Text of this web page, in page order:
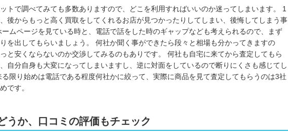
トで調べてみても多数ありますので、どこを利用すればいいのか迷ってしまいます。 1
後からもっと高く買取をしてくれるお店が見つかったりしてしまい、後悔してしまう事
ームページを見ている時と、電話で話をした時のギャップなども考えられるので、まず
を出してもらいましょう。 何社か聞く事ができたら段々と相場も分かってきますの
と安くならないのか交渉してみるのもありです。 何社も自宅に来てから査定してもら
自分自身も大変になってしまいますし、逆に対面をしているので断りにくさも感じてし
る限り始めは電話である程度何社かに絞って、実際に商品を見て査定してもらうのは3社
です。
うか、口コミの評価もチェック